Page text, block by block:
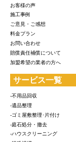
お客様の声
施工事例
ご意見・ご感想
料金プラン
お問い合わせ
賠償責任補償について
加盟希望の業者の方へ
サービス一覧
-不用品回収
-遺品整理
-ゴミ屋敷整理･片付け
-庭石処分・撤去
-ハウスクリーニング